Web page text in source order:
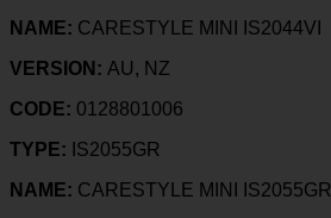
NAME: CARESTYLE MINI IS2044VI
VERSION: AU, NZ
CODE: 0128801006
TYPE: IS2055GR
NAME: CARESTYLE MINI IS2055GR